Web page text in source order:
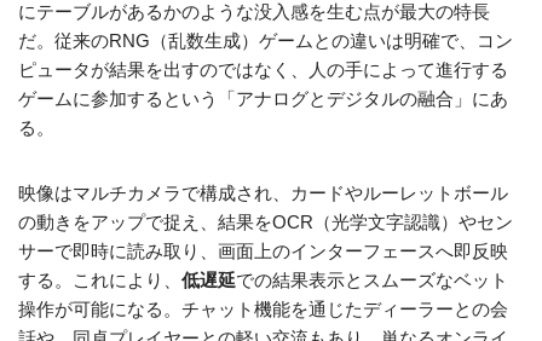
にテーブルがあるかのような没入感を生む点が最大の特長
だ。従来のRNG（乱数生成）ゲームとの違いは明確で、コン
ピュータが結果を出すのではなく、人の手によって進行する
ゲームに参加するという「アナログとデジタルの融合」にあ
る。
映像はマルチカメラで構成され、カードやルーレットボール
の動きをアップで捉え、結果をOCR（光学文字認識）やセン
サーで即時に読み取り、画面上のインターフェースへ即反映
する。これにより、 低遅延での結果表示とスムーズなベット
操作が可能になる。チャット機能を通じたディーラーとの会